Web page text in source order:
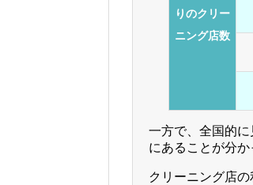
りのクリー
ニング店数
一方で、全国的
にあることが分か
クリーニング店